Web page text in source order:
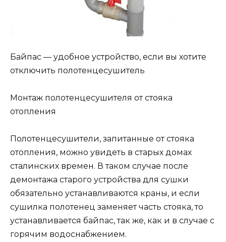
Байпас — удобное устройство, если вы хотите
отключить полотенцесушитель
Монтаж полотенцесушителя от стояка
отопления
Полотенцесушители, запитанные от стояка
отопления, можно увидеть в старых домах
сталинских времен. В таком случае после
демонтажа старого устройства для сушки
обязательно устанавливаются краны, и если
сушилка полотенец заменяет часть стояка, то
устанавливается байпас, так же, как и в случае с
горячим водоснабжением.